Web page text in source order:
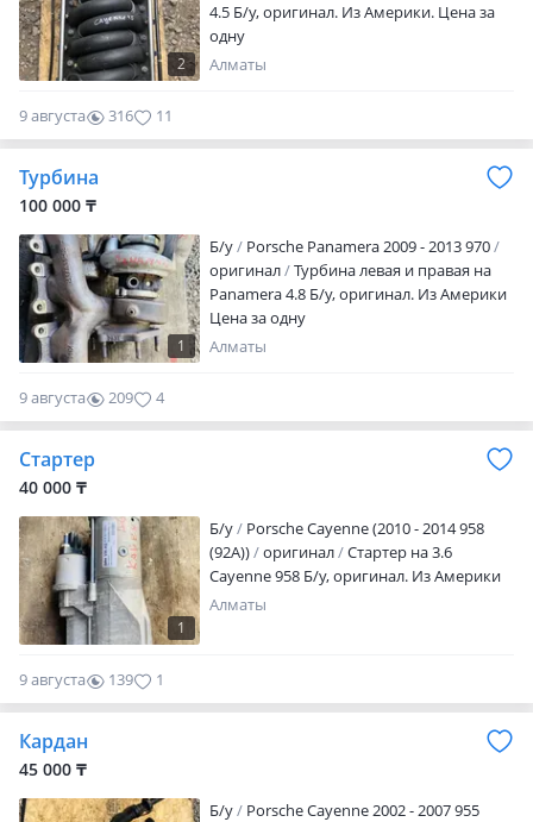
2
4.5 Б/у, оригинал. Из Америки. Цена за
одну
Алматы
9 августа 316 11
Турбина
100 000 ₸
1
Б/y
Porsche Panamera 2009 - 2013 970
оригинал
Турбина левая и правая на
Panamera 4.8 Б/у, оригинал. Из Америки
Цена за одну
Алматы
9 августа 209 4
Стартер
40 000 ₸
1
Б/y
Porsche Cayenne (2010 - 2014 958
(92A))
оригинал
Стартер на 3.6
Cayenne 958 Б/у, оригинал. Из Америки
Алматы
9 августа 139 1
Кардан
45 000 ₸
Б/y
Porsche Cayenne 2002 - 2007 955